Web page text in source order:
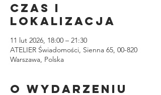
Czas i
lokalizacja
11 lut 2026, 18:00 – 21:30
ATELIER Świadomości, Sienna 65, 00-820
Warszawa, Polska
O wydarzeniu